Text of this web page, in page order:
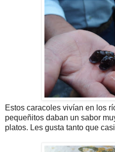
Estos caracoles vivían en los
pequeñitos daban un sabor
platos. Les gusta tanto que